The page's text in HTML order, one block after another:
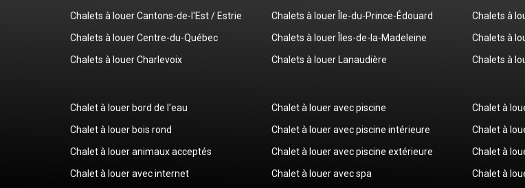
Chalets à louer Cantons-de-l'Est / Estrie
Chalets à louer Centre-du-Québec
Chalets à louer Charlevoix
Chalets à louer Île-du-Prince-Édouard
Chalets à louer Îles-de-la-Madeleine
Chalets à louer Lanaudière
Chalets à
Chalets à
Chalets à
Chalet à louer bord de l'eau
Chalet à louer bois rond
Chalet à louer animaux acceptés
Chalet à louer avec internet
Chalet à louer avec piscine
Chalet à louer avec piscine intérieure
Chalet à louer avec piscine extérieure
Chalet à louer avec spa
Chalet à
Chalet à
Chalet à
Chalet à